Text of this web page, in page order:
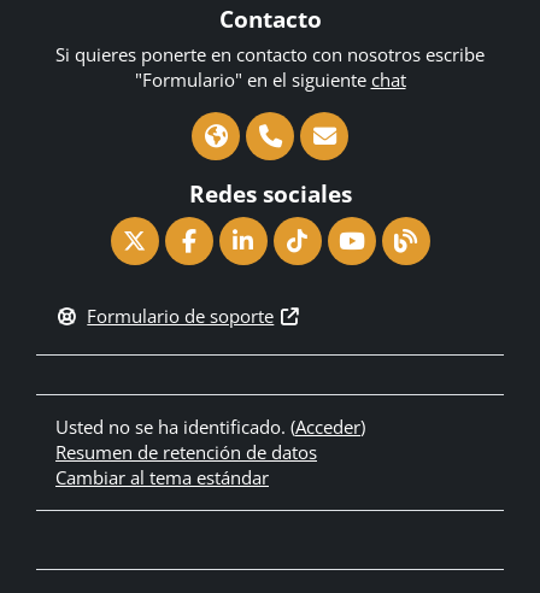
Contacto
Si quieres ponerte en contacto con nosotros escribe
"Formulario" en el siguiente chat
Redes sociales
Formulario de soporte
Usted no se ha identificado. (Acceder)
Resumen de retención de datos
Cambiar al tema estándar